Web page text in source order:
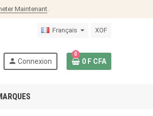
Maintenant.
Français XOF
person Connexion
0
0 F CFA